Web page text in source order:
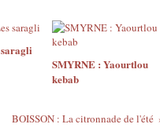
SMYRNE : Yaourtlou
kebab
BOISSON : La citronnade de l'été